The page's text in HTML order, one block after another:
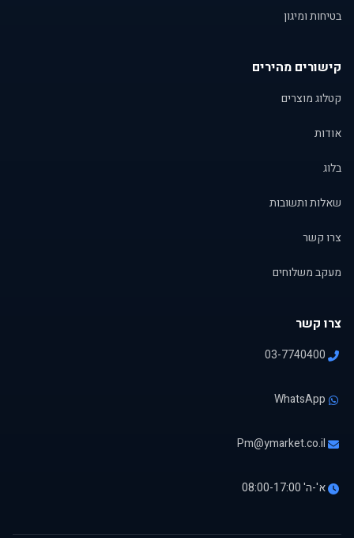
בטיחות ומיגון
קישורים מהירים
קטלוג מוצרים
אודות
בלוג
שאלות ותשובות
צרו קשר
מעקב משלוחים
צרו קשר
03-7740400
WhatsApp
Pm@ymarket.co.il
א'-ה' 08:00-17:00